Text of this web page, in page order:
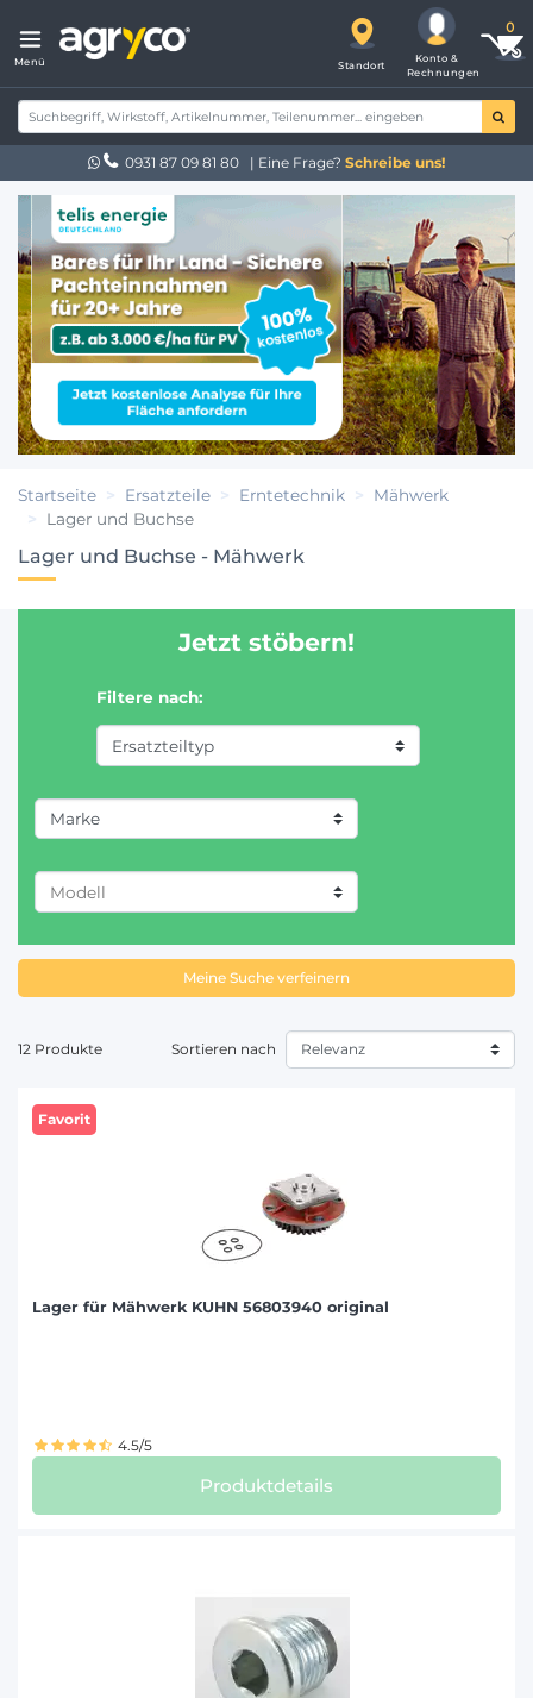
Menü Standort
Konto &
Rechnungen
0931 87 09 81 80 | Eine Frage? Schreibe uns!
Startseite Ersatzteile Erntetechnik
Mähwerk
Lager und Buchse
Lager und Buchse - Mähwerk
Jetzt stöbern!
Filtere nach:
Marke
KUHN (11)
VICON (1)
Meine Suche verfeinern
12 Produkte Sortieren nach
Favorit
Lager für Mähwerk KUHN 56803940 original
4.5/5
Produktdetails